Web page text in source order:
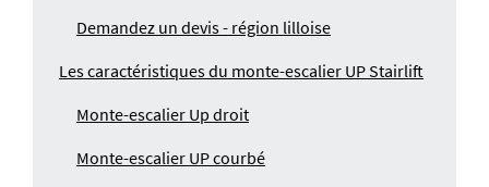
Demandez un devis - région lilloise
Les caractéristiques du monte-escalier UP Stairlift
Monte-escalier Up droit
Monte-escalier UP courbé